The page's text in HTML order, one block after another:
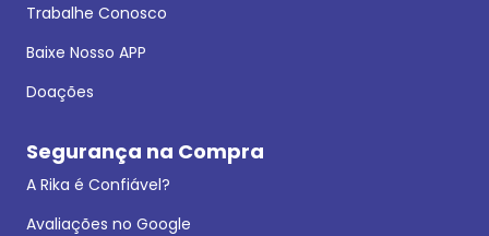
Trabalhe Conosco
Baixe Nosso APP
Doações
Segurança na Compra
A Rika é Confiável?
Avaliações no Google